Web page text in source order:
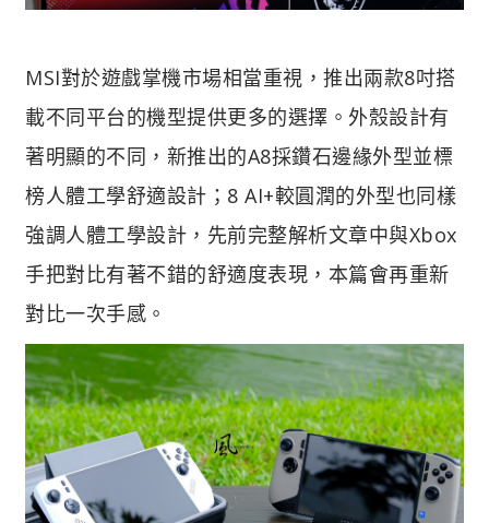
MSI對於遊戲掌機市場相當重視，推出兩款8吋搭
載不同平台的機型提供更多的選擇。 外殼設計有
著明顯的不同，新推出的A8採鑽石邊緣外型並標
榜人體工學舒適設計；8 AI+較圓潤的外型也同樣
強調人體工學設計，先前完整解析文章中與Xbox
手把對比有著不錯的舒適度表現，本篇會再重新
對比一次手感。